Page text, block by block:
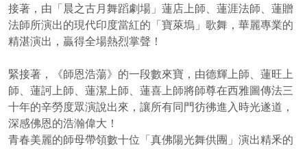
接著，由「晨之古月舞蹈劇場」蓮店上師、蓮涯法師、蓮贈
法師所演出的現代印度當紅的「寶萊塢」歌舞，華麗專業的
精湛演出，贏得全場熱烈掌聲！
緊接著，《師恩浩蕩》的一段數來寶，由德輝上師、蓮旺上
師、蓮訶上師、蓮潔上師、蓮喜上師將師尊在西雅圖傳法三
十年的辛勞度眾演說出來，讓所有同門彷彿進入時光遂道，
深感佛恩的浩瀚偉大！
青春美麗的師母帶領數十位「真佛陽光舞供團」演出精釆的